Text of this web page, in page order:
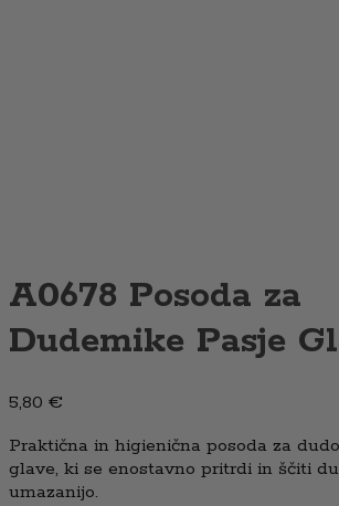
A0678 Posoda za
Dudemike Pasje
5,80 €
Praktična in higienična posoda za
glave, ki se enostavno pritrdi in ščiti
umazanijo.